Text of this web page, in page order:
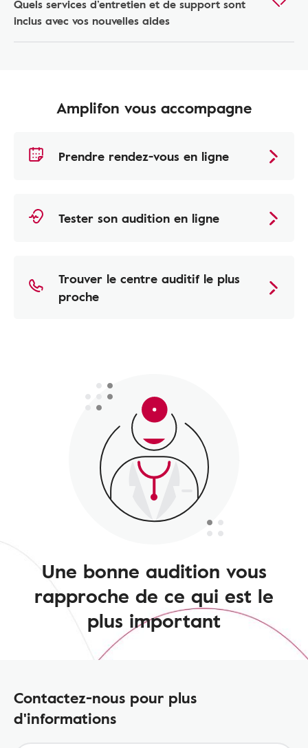
Quels services d’entretien et de support sont
inclus avec vos nouvelles aides
Amplifon vous accompagne
Prendre rendez-vous en ligne
Tester son audition en ligne
Trouver le centre auditif le plus
proche
Une bonne audition vous
rapproche de ce qui est le
plus important
Contactez-nous pour plus
d'informations